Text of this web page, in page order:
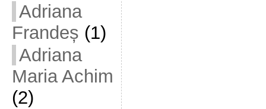
Adriana
Frandeș (1)
Adriana
Maria Achim
(2)